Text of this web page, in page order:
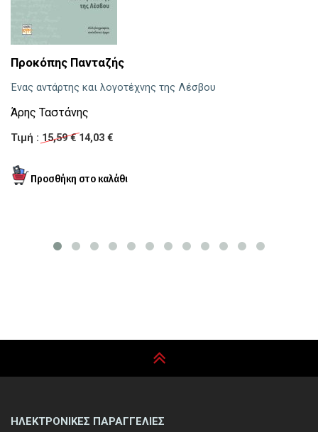
Προκόπης Πανταζής
Ένας αντάρτης και λογοτέχνης της Λέσβου
Άρης Ταστάνης
Τιμή : 15,59 €14,03 €
ΗΛΕΚΤΡΟΝΙΚΕΣ ΠΑΡΑΓΓΕΛΙΕΣ